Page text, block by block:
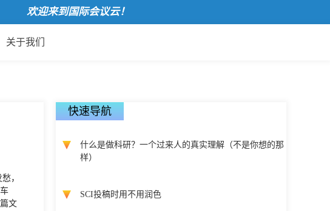
欢迎来到国际会议云！
关于我们
，
文
快速导航
什么是做科研？一个过来人的真实理解（不是你想的那
样）
SCI投稿时用不用润色